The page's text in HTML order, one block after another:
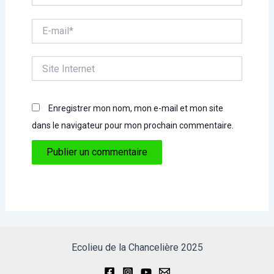
mail*
Internet
Enregistrer mon nom, mon e-mail et mon site
dans le navigateur pour mon prochain commentaire.
Ecolieu de la Chancelière 2025